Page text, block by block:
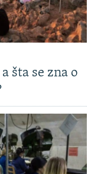
šta se zna o